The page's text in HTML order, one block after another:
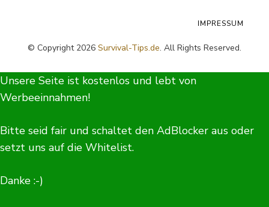
© Copyright 2026 Survival-Tips.de. All Rights Reserved.
IMPRESSUM
Unsere Seite ist kostenlos und lebt von
Werbeeinnahmen!
Bitte seid fair und schaltet den AdBlocker aus oder
setzt uns auf die Whitelist.
Danke :-)